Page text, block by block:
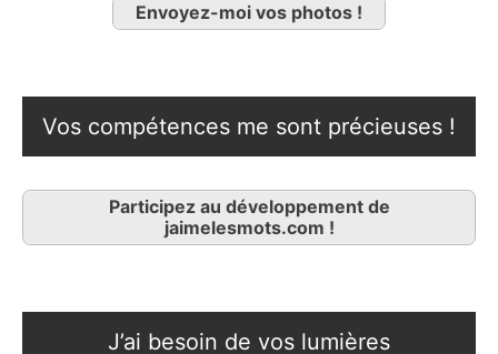
Envoyez-moi vos photos !
Vos compétences me sont précieuses !
Participez au développement de
jaimelesmots.com !
J’ai besoin de vos lumières